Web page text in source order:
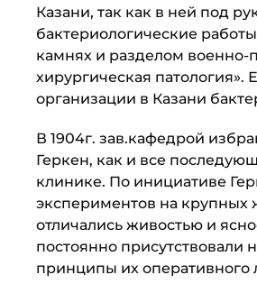
Казани, так как в ней под
бактериологические
камнях и разделом
хирургическая
организации в Казани
В 1904г. зав.кафедрой
Геркен, как и все
клинике. По инициа­тиве
экспериментов на крупных
отличались живостью и
постоянно присутствовали
принципы их оперативного